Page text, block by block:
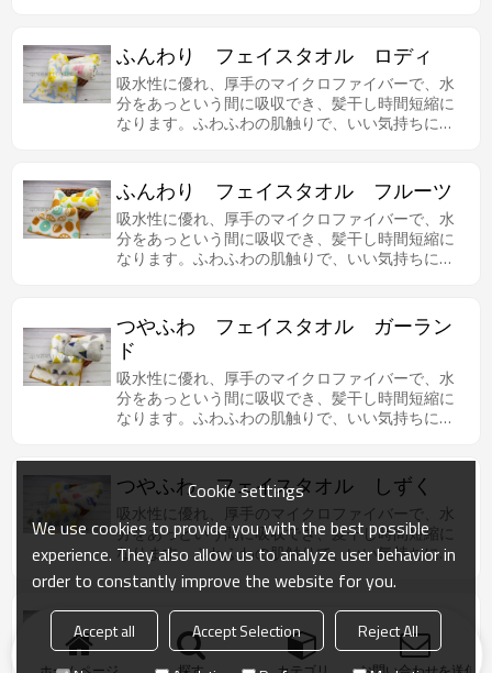
ふんわり フェイスタオル ロディ
吸水性に優れ、厚手のマイクロファイバーで、水
分をあっという間に吸収でき、髪干し時間短縮に
なります。ふわふわの肌触りで、いい気持ちにな
ふんわり フェイスタオル フルーツ
吸水性に優れ、厚手のマイクロファイバーで、水
分をあっという間に吸収でき、髪干し時間短縮に
なります。ふわふわの肌触りで、いい気持ちにな
つやふわ フェイスタオル ガーラン
ド
吸水性に優れ、厚手のマイクロファイバーで、水
分をあっという間に吸収でき、髪干し時間短縮に
なります。ふわふわの肌触りで、いい気持ちにな
つやふわ フェイスタオル しずく
吸水性に優れ、厚手のマイクロファイバーで、水
分をあっという間に吸収でき、髪干し時間短縮に
なります。ふわふわの肌触りで、いい気持ちにな
ります。
つやふわ フェイスタオル スター
吸水性に優れ、厚手のマイクロファイバーで、水
分をあっという間に吸収でき、髪干し時間短縮に
Cookie settings
We use cookies to provide you with the best possible
experience. They also allow us to analyze user behavior in
order to constantly improve the website for you.
Accept all Accept Selection
Reject All